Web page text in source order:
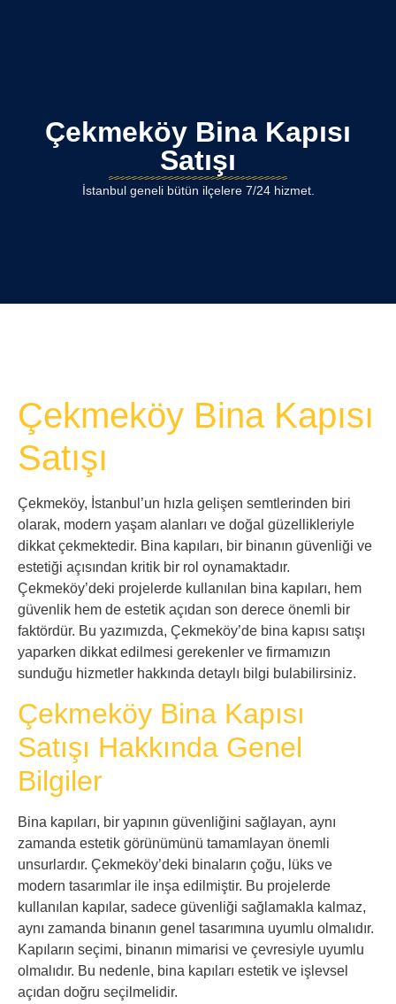
Çekmeköy Bina Kapısı
Satışı
İstanbul geneli bütün ilçelere 7/24 hizmet.
Çekmeköy Bina Kapısı
Satışı
Çekmeköy, İstanbul’un hızla gelişen semtlerinden biri
olarak, modern yaşam alanları ve doğal güzellikleriyle
dikkat çekmektedir. Bina kapıları, bir binanın güvenliği ve
estetiği açısından kritik bir rol oynamaktadır.
Çekmeköy’deki projelerde kullanılan bina kapıları, hem
güvenlik hem de estetik açıdan son derece önemli bir
faktördür. Bu yazımızda, Çekmeköy’de bina kapısı satışı
yaparken dikkat edilmesi gerekenler ve firmamızın
sunduğu hizmetler hakkında detaylı bilgi bulabilirsiniz.
Çekmeköy Bina Kapısı
Satışı Hakkında Genel
Bilgiler
Bina kapıları, bir yapının güvenliğini sağlayan, aynı
zamanda estetik görünümünü tamamlayan önemli
unsurlardır. Çekmeköy’deki binaların çoğu, lüks ve
modern tasarımlar ile inşa edilmiştir. Bu projelerde
kullanılan kapılar, sadece güvenliği sağlamakla kalmaz,
aynı zamanda binanın genel tasarımına uyumlu olmalıdır.
Kapıların seçimi, binanın mimarisi ve çevresiyle uyumlu
olmalıdır. Bu nedenle, bina kapıları estetik ve işlevsel
açıdan doğru seçilmelidir.